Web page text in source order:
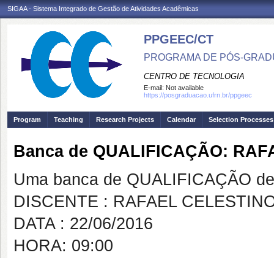
SIGAA - Sistema Integrado de Gestão de Atividades Acadêmicas
PPGEEC/CT
PROGRAMA DE PÓS-
CENTRO DE TECNOLOGIA
E-mail: Not available
https://posgraduacao.ufrn.br/ppgeec
Program Teaching Research Projects Calendar Selection Processes
Banca de QUALIFICAÇÃO:
Uma banca de QUALIFICAÇÃO
DISCENTE : RAFAEL
DATA : 22/06/2016
HORA: 09:00